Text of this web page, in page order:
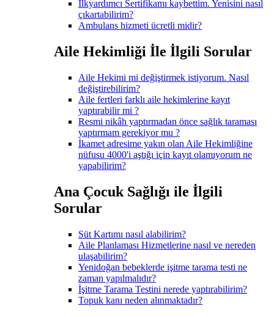
İlkyardımcı Sertifikamı kaybettim. Yenisini nasıl
çıkartabilirim?
Ambulans hizmeti ücretli midir?
Aile Hekimliği İle İlgili Sorular
Aile Hekimi mi değiştirmek istiyorum. Nasıl
değiştirebilirim?
Aile fertleri farklı aile hekimlerine kayıt
yaptırabilir mi ?
Resmi nikâh yaptırmadan önce sağlık taraması
yaptırmam gerekiyor mu ?
İkamet adresime yakın olan Aile Hekimliğine
nüfusu 4000'i aştığı için kayıt olamıyorum ne
yapabilirim?
Ana Çocuk Sağlığı ile İlgili
Sorular
Süt Kartımı nasıl alabilirim?
Aile Planlaması Hizmetlerine nasıl ve nereden
ulaşabilirim?
Yenidoğan bebeklerde işitme tarama testi ne
zaman yapılmalıdır?
İşitme Tarama Testini nerede yaptırabilirim?
Topuk kanı neden alınmaktadır?